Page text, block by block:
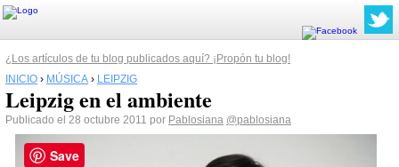
¿Los artículos de tu blog publicados aquí? ¡Propón tu blog!
INICIO › MÚSICA › LEIPZIG
Leipzig en el ambiente
Publicado el 28 octubre 2011 por Pablosiana @pablosiana
Save